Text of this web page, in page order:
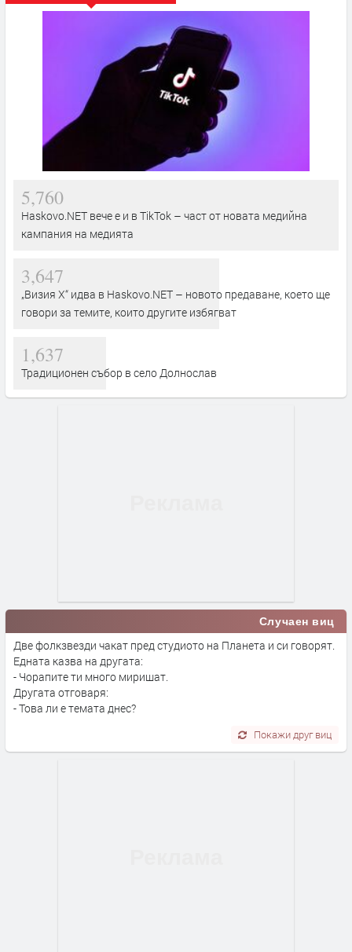
5,760
Haskovo.NET вече е и в TikTok – част от новата медийна
кампания на медията
3,647
„Визия Х“ идва в Haskovo.NET – новото предаване, което ще
говори за темите, които другите избягват
1,637
Традиционен събор в село Долнослав
Случаен виц
Две фолкзвезди чакат пред студиото на Планета и си говорят.
Едната казва на другата:
- Чорапите ти много миришат.
Другата отговaря:
- Това ли е темата днес?
Покажи друг виц